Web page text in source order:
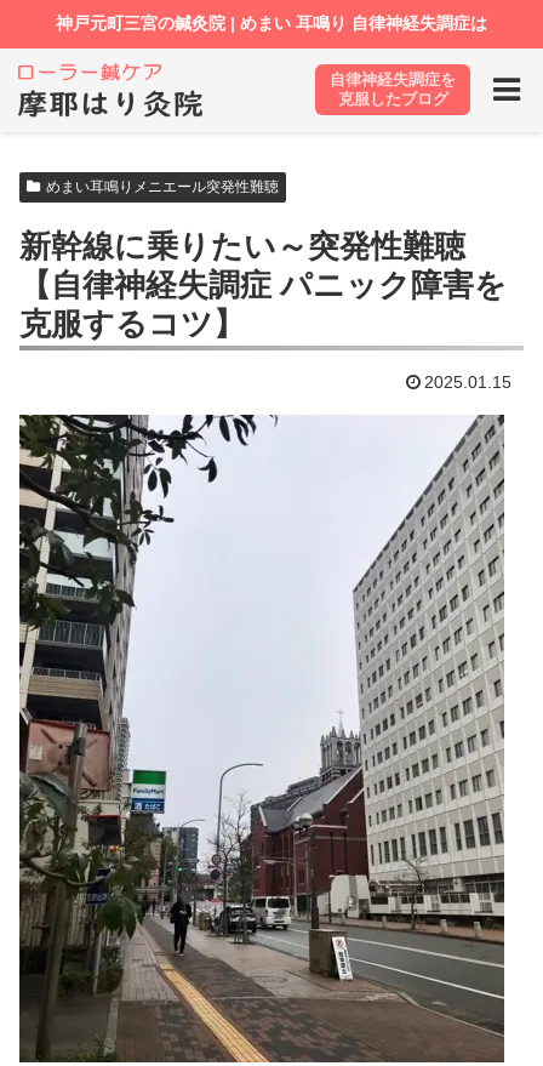
ホーム ブログ めまい耳鳴りメニエール突発性難聴
めまい耳鳴りメニエール突発性難聴
新幹線に乗りたい～突発性難聴
【自律神経失調症 パニック障害を
克服するコツ】
2025.01.15
自律神経失調症を
克服したブログ